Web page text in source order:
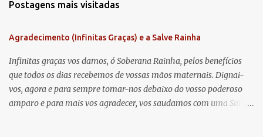
Postagens mais visitadas
Agradecimento (Infinitas Graças) e a Salve Rainha
Infinitas graças vos damos, ó Soberana Rainha, pelos benefícios
que todos os dias recebemos de vossas mãos maternais. Dignai-
vos, agora e para sempre tomar-nos debaixo do vosso poderoso
amparo e para mais vos agradecer, vos saudamos com uma Salve